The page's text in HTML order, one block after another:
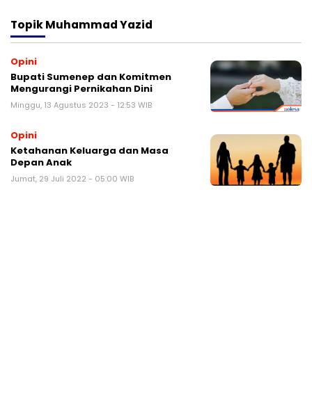
TopikMuhammad Yazid
Opini
Bupati Sumenep dan Komitmen
Mengurangi Pernikahan Dini
Minggu, 13 Agustus 2023 - 12:53 WIB
Opini
Ketahanan Keluarga dan Masa
Depan Anak
Jumat, 29 Juli 2022 - 05:00 WIB